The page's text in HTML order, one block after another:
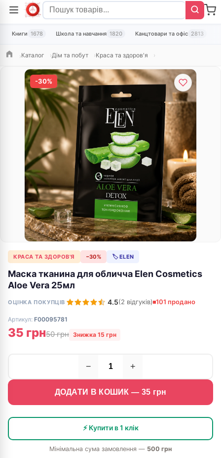
Книги 1678 Школа та навчання 1820 Канцтовари та офіс 2813
ГоловнаКаталог Дім та побут Краса та здоров'я
-30%
КРАСА ТА ЗДОРОВ'Я −30% 🏷 ELEN
Маска тканина для обличча Elen Cosmetics
Aloe Vera 25мл
ОЦІНКА ПОКУПЦІВ 4.5(2 відгуків) 101 продано
Артикул: F00095781
35 грн50 грн Знижка 15 грн
− +
ДОДАТИ В КОШИК — 35 грн
⚡ Купити в 1 клік
Мінімальна сума замовлення — 500 грн